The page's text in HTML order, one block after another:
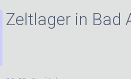
Zeltlager in Bad